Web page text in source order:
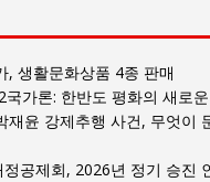
, 생활문화상품 4종 판매
국가론: 한반도 평화의 새로
재윤 강제추행 사건, 무엇이
정공제회, 2026년 정기 승진